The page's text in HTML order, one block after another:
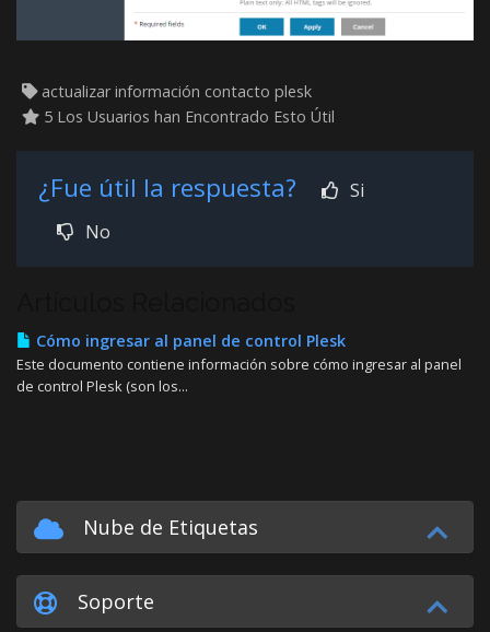
actualizar información contacto plesk
5 Los Usuarios han Encontrado Esto Útil
¿Fue útil la respuesta?
Si
No
Cómo ingresar al panel de control Plesk
Este documento contiene información sobre cómo ingresar al panel
de control Plesk (son los...
Nube de Etiquetas
Soporte